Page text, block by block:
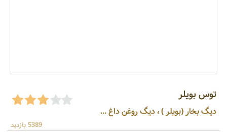
توس بویلر
دیگ بخار (بویلر ) ، دیگ روغن داغ ...
5389 بازدید